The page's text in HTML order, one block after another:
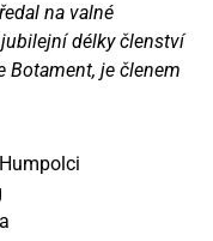
na valné
délky členství
Botament, je členem